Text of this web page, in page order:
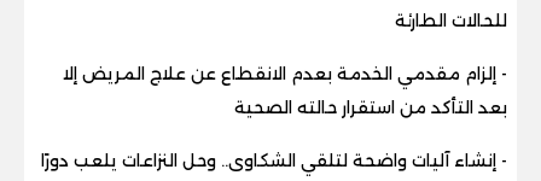
للحالات الطارئة
- إلزام مقدمي الخدمة بعدم الانقطاع عن علاج المريض إلا
بعد التأكد من استقرار حالته الصحية
- إنشاء آليات واضحة لتلقي الشكاوى.. وحل النزاعات يلعب دورًا